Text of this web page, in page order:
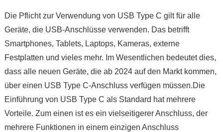
Die Pflicht zur Verwendung von USB Type C gilt für alle
Geräte, die USB-Anschlüsse verwenden. Das betrifft
Smartphones, Tablets, Laptops, Kameras, externe
Festplatten und vieles mehr. Im Wesentlichen bedeutet dies,
dass alle neuen Geräte, die ab 2024 auf den Markt kommen,
über einen USB Type C-Anschluss verfügen müssen.Die
Einführung von USB Type C als Standard hat mehrere
Vorteile. Zum einen ist es ein vielseitigerer Anschluss, der
mehrere Funktionen in einem einzigen Anschluss